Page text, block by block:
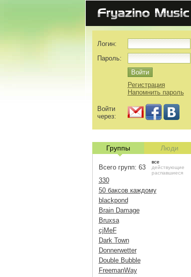
Логин:
Пароль:
Регистрация
Напомнить пароль
Войти
через:
Группы Люди
Всего групп: 63
все
действующие
распавшиеся
330
50 баксов каждому
blackpond
Brain Damage
Bruxsa
cjMeF
Dark Town
Donnerwetter
Double Bubble
FreemanWay